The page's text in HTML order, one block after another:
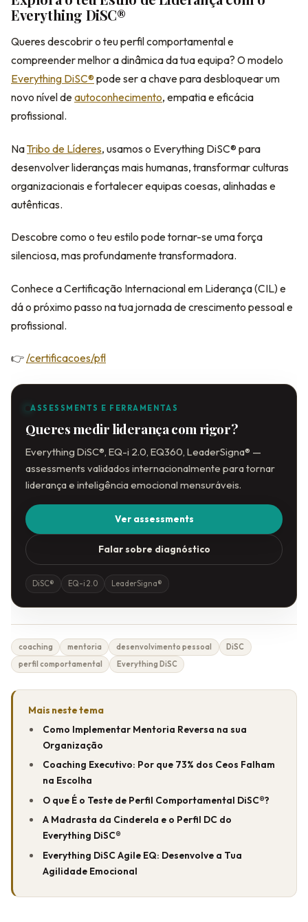
Everything DiSC®
Queres descobrir o teu perfil comportamental e
compreender melhor a dinâmica da tua equipa? O modelo
Everything DiSC® pode ser a chave para desbloquear um
novo nível de autoconhecimento, empatia e eficácia
profissional.
NaTribo de Líderes, usamos o Everything DiSC® para
desenvolver lideranças mais humanas, transformar culturas
organizacionais e fortalecer equipas coesas, alinhadas e
autênticas.
Descobre como o teu estilo pode tornar-se uma força
silenciosa, mas profundamente transformadora.
Conhece a Certificação Internacional em Liderança (CIL) e
dá o próximo passo na tua jornada de crescimento pessoal e
profissional.
👉 /certificacoes/pfl
ASSESSMENTS E FERRAMENTAS
Queres medir liderança com rigor?
Everything DiSC®, EQ-i 2.0, EQ360, LeaderSigna® —
assessments validados internacionalmente para tornar
liderança e inteligência emocional mensuráveis.
Ver assessments
Falar sobre diagnóstico
DiSC® EQ-i 2.0 LeaderSigna®
coaching mentoria desenvolvimento pessoal
DiSC
perfil comportamental
Everything DiSC
Mais neste tema
Como Implementar Mentoria Reversa na sua
Organização
Coaching Executivo: Por que 73% dos Ceos Falham
na Escolha
O que É o Teste de Perfil Comportamental DiSC®?
A Madrasta da Cinderela e o Perfil DC do
Everything DiSC®
Everything DiSC Agile EQ: Desenvolve a Tua
Agilidade Emocional